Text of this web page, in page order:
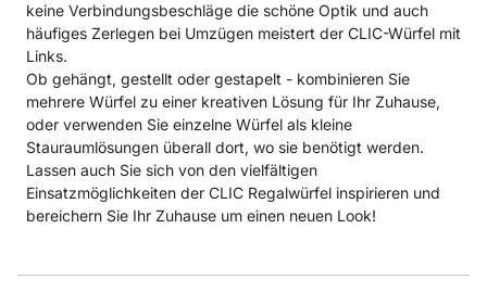
keine Verbindungsbeschläge die schöne Optik und auch
häufiges Zerlegen bei Umzügen meistert der CLIC-Würfel mit
Links.
Ob gehängt, gestellt oder gestapelt - kombinieren Sie
mehrere Würfel zu einer kreativen Lösung für Ihr Zuhause,
oder verwenden Sie einzelne Würfel als kleine
Stauraumlösungen überall dort, wo sie benötigt werden.
Lassen auch Sie sich von den vielfältigen
Einsatzmöglichkeiten der CLIC Regalwürfel inspirieren und
bereichern Sie Ihr Zuhause um einen neuen Look!